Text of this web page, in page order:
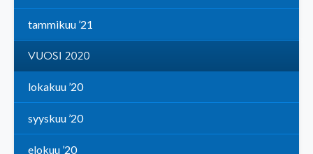
tammikuu ’21
VUOSI 2020
lokakuu ’20
syyskuu ’20
elokuu ’20